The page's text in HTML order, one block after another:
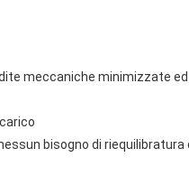
meccaniche minimizzate
bisogno di